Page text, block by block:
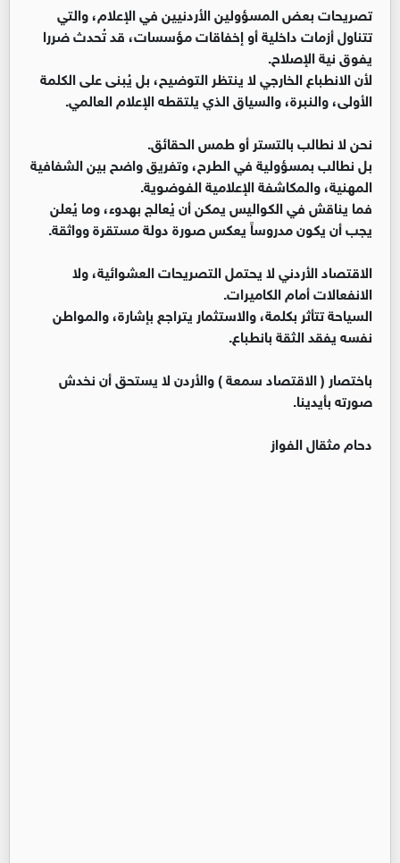
تصريحات بعض المسؤولين الأردنيين في الإعلام، والتي
تتناول أزمات داخلية أو إخفاقات مؤسسات، قد تُحدث ضررا
يفوق نية الإصلاح.
لأن الانطباع الخارجي لا ينتظر التوضيح، بل يُبنى على الكلمة
الأولى، والنبرة، والسياق الذي يلتقطه الإعلام العالمي.
نحن لا نطالب بالتستر أو طمس الحقائق.
بل نطالب بمسؤولية في الطرح، وتفريق واضح بين الشفافية
المهنية، والمكاشفة الإعلامية الفوضوية.
فما يناقش في الكواليس يمكن أن يُعالج بهدوء، وما يُعلن
يجب أن يكون مدروساً يعكس صورة دولة مستقرة وواثقة.
الاقتصاد الأردني لا يحتمل التصريحات العشوائية، ولا
الانفعالات أمام الكاميرات.
السياحة تتأثر بكلمة، والاستثمار يتراجع بإشارة، والمواطن
نفسه يفقد الثقة بانطباع.
باختصار ( الاقتصاد سمعة ) والأردن لا يستحق أن نخدش
صورته بأيدينا.
دحام مثقال الفواز